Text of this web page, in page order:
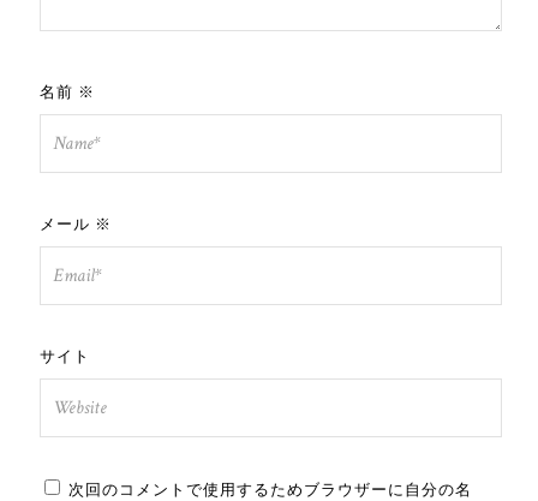
名前 ※
メール ※
サイト
次回のコメントで使用するためブラウザーに自分の名